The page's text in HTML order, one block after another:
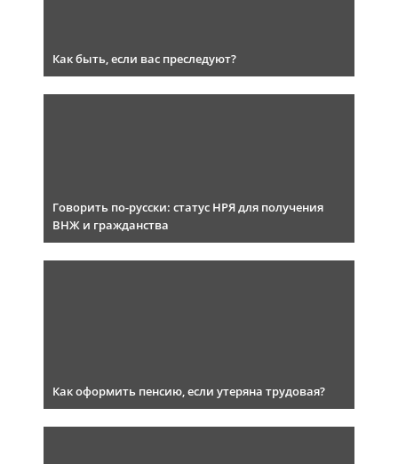
Как быть, если вас преследуют?
Говорить по-русски: статус НРЯ для получения
ВНЖ и гражданства
Как оформить пенсию, если утеряна трудовая?